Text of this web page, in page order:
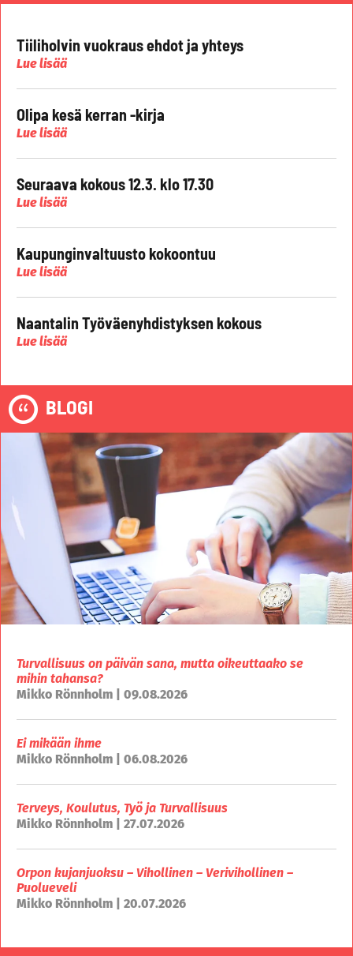
Tiiliholvin vuokraus ehdot ja yhteys
Lue lisää
Olipa kesä kerran -kirja
Lue lisää
Seuraava kokous 12.3. klo 17.30
Lue lisää
Kaupunginvaltuusto kokoontuu
Lue lisää
Naantalin Työväenyhdistyksen kokous
Lue lisää
BLOGI
Turvallisuus on päivän sana, mutta oikeuttaako se
mihin tahansa?
Mikko Rönnholm | 09.08.2026
Ei mikään ihme
Mikko Rönnholm | 06.08.2026
Terveys, Koulutus, Työ ja Turvallisuus
Mikko Rönnholm | 27.07.2026
Orpon kujanjuoksu – Vihollinen – Verivihollinen –
Puolueveli
Mikko Rönnholm | 20.07.2026